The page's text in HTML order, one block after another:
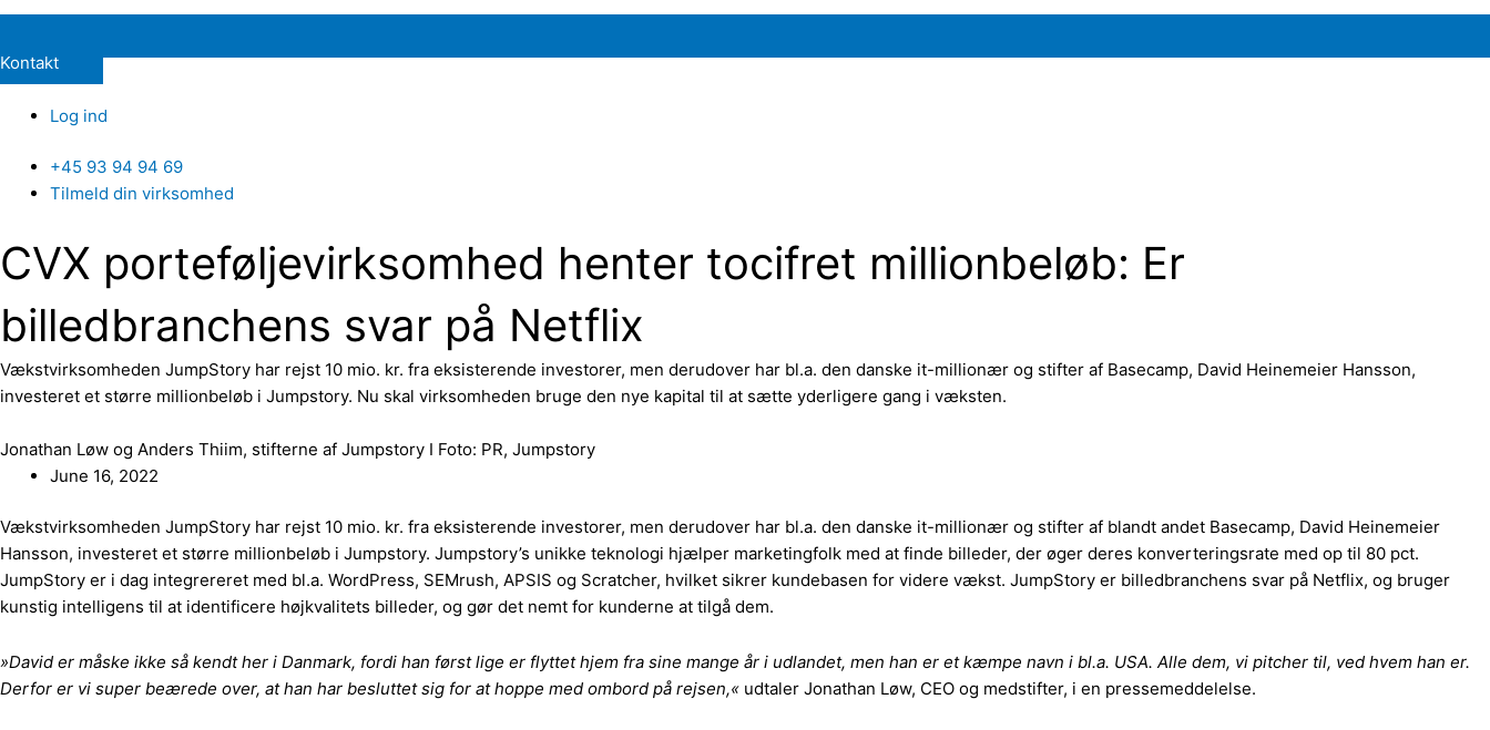
Kontakt
Log ind
+45 93 94 94 69
Tilmeld din virksomhed
CVX porteføljevirksomhed henter tocifret millionbeløb: Er
billedbranchens svar på Netflix
Vækstvirksomheden JumpStory har rejst 10 mio. kr. fra eksisterende investorer, men derudover har bl.a. den danske it-millionær og stifter af Basecamp, David Heinemeier Hansson,
investeret et større millionbeløb i Jumpstory. Nu skal virksomheden bruge den nye kapital til at sætte yderligere gang i væksten.
Jonathan Løw og Anders Thiim, stifterne af Jumpstory I Foto: PR, Jumpstory
June 16, 2022
Vækstvirksomheden JumpStory har rejst 10 mio. kr. fra eksisterende investorer, men derudover har bl.a. den danske it-millionær og stifter af blandt andet Basecamp, David Heinemeier
Hansson, investeret et større millionbeløb i Jumpstory. Jumpstory’s unikke teknologi hjælper marketingfolk med at finde billeder, der øger deres konverteringsrate med op til 80 pct.
JumpStory er i dag integrereret med bl.a. WordPress, SEMrush, APSIS og Scratcher, hvilket sikrer kundebasen for videre vækst. JumpStory er billedbranchens svar på Netflix, og bruger
kunstig intelligens til at identificere højkvalitets billeder, og gør det nemt for kunderne at tilgå dem.
»David er måske ikke så kendt her i Danmark, fordi han først lige er flyttet hjem fra sine mange år i udlandet, men han er et kæmpe navn i bl.a. USA. Alle dem, vi pitcher til, ved hvem han er.
Derfor er vi super beærede over, at han har besluttet sig for at hoppe med ombord på rejsen,« udtaler Jonathan Løw, CEO og medstifter, i en pressemeddelelse.